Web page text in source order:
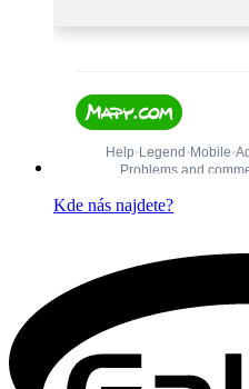
Kde nás najdete?